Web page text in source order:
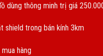
dùng thông minh trị giá
shield trong bán kính 3km
hàng